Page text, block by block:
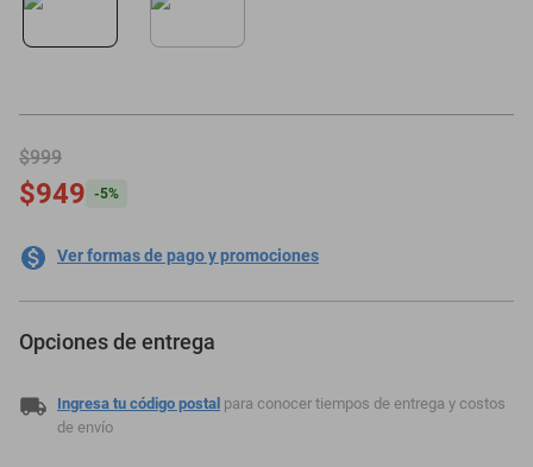
$999
$949 -5%
Ver formas de pago y promociones
Opciones de entrega
Ingresa tu código postal para conocer tiempos de entrega y costos
de envío
motoneta